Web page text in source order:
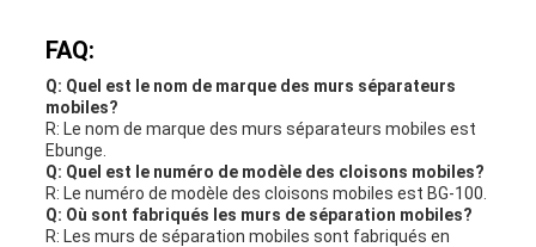
FAQ:
Q: Quel est le nom de marque des murs séparateurs
mobiles?
R: Le nom de marque des murs séparateurs mobiles est
Ebunge.
Q: Quel est le numéro de modèle des cloisons mobiles?
R: Le numéro de modèle des cloisons mobiles est BG-100.
Q: Où sont fabriqués les murs de séparation mobiles?
R: Les murs de séparation mobiles sont fabriqués en